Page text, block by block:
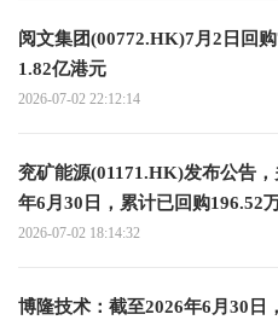
阅文集团(00772.HK)7月2日回
1.82亿港元
2026-07-02 22:12:14
兖矿能源(01171.HK)发布公告
年6月30日，累计已回购196.52
2026-07-02 18:14:32
博隆技术：截至2026年6月30日